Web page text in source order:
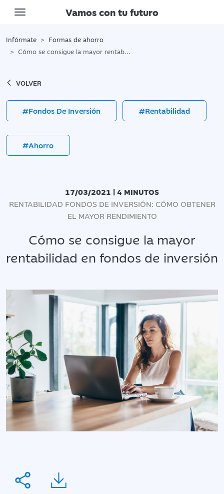
Toggle navigation
Vamos con tu futuro
Infórmate
Formas de ahorro
Cómo se consigue la mayor rentabilidad en fondos de inversión
VOLVER
#Fondos De Inversión #Rentabilidad
#Ahorro
17/03/2021 | 4 MINUTOS
RENTABILIDAD FONDOS DE INVERSIÓN: CÓMO OBTENER
EL MAYOR RENDIMIENTO
Cómo se consigue la mayor
rentabilidad en fondos de inversión